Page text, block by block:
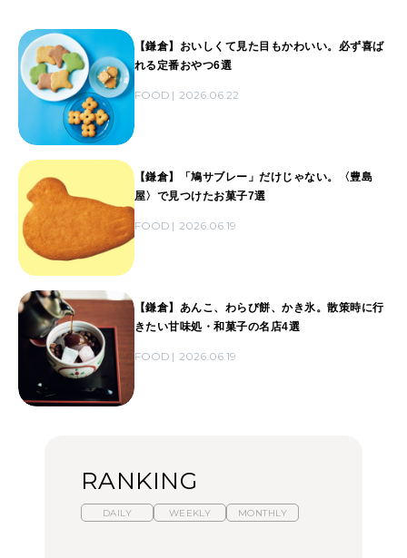
【鎌倉】おいしくて見た目もかわいい。必ず喜ば
れる定番おやつ6選
FOOD 2026.06.22
【鎌倉】「鳩サブレー」だけじゃない。〈豊島
屋〉で見つけたお菓子7選
FOOD 2026.06.19
【鎌倉】あんこ、わらび餅、かき氷。散策時に行
きたい甘味処・和菓子の名店4選
FOOD 2026.06.19
RANKING
DAILY WEEKLY MONTHLY